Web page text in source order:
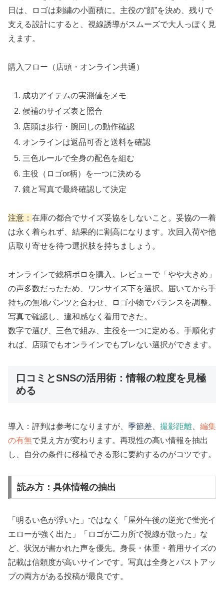
日は、ロゴは刺繍の小面積に。主役の“顔”を決め、残りで
支える設計にすると、視線誘導がスムーズで大人っぽく見
えます。
購入フロー（店頭・オンライン共通）
成功アイテムの実測値をメモ
候補のサイズ表と照合
店頭は歩行・腕回しの動作確認
オンラインは返品可否と送料を確認
三色ルールで全身の配色を組む
主役（ロゴor柄）を一つに決める
鏡と写真で最終確認して決定
注意： 在庫の都合でサイズ妥協をしないこと。妥協の一着
は永く着られず、結果的に割高になります。次回入荷や他
店取り寄せを待つ選択肢を持ちましょう。
オンラインで総柄ポロを購入。レビューで「やや大きめ」
の声多数だったため、ワンサイズ下を選択。届いてから手
持ちの無地パンツと合わせ、ロゴ小物でバランスを調整。
写真で確認し、違和感なく着用できた。
数字で選び、三色で組み、主役を一つに定める。手順化す
れば、店頭でもオンラインでもブレない選択ができます。
口コミとSNSの活用術：情報の粒度を見極
める
導入：評判は参考になりますが、 季節差 撮影距離
編集
の有無で見え方が変わります。再現性の高い情報を抽出
し、自分の条件に移植できる形に要約するのがコツです。
読み方：具体情報の抽出
「明るい色が浮いた」ではなく「屋外午後の逆光で蛍光イ
エローが強く出た」「ロゴが二カ所で視線が散った」な
ど、状況が書かれた声を優先。身長・体重・着用サイズの
記載は信頼度が高いサインです。写真は全身とバストアッ
プの両方がある投稿が最良です。